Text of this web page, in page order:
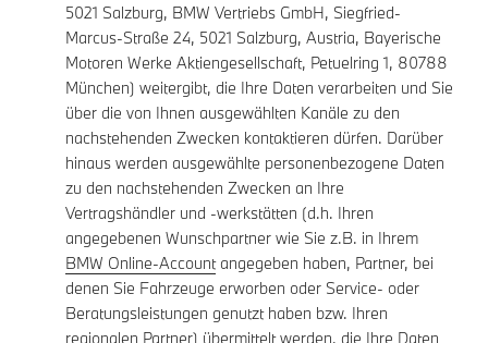
5021 Salzburg, BMW Vertriebs GmbH, Siegfried-
Marcus-Straße 24, 5021 Salzburg, Austria, Bayerische
Motoren Werke Aktiengesellschaft, Petuelring 1, 80788
München) weitergibt, die Ihre Daten verarbeiten und Sie
über die von Ihnen ausgewählten Kanäle zu den
nachstehenden Zwecken kontaktieren dürfen. Darüber
hinaus werden ausgewählte personenbezogene Daten
zu den nachstehenden Zwecken an Ihre
Vertragshändler und -werkstätten (d.h. Ihren
angegebenen Wunschpartner wie Sie z.B. in Ihrem
BMW Online-Accountangegeben haben, Partner, bei
denen Sie Fahrzeuge erworben oder Service- oder
Beratungsleistungen genutzt haben bzw. Ihren
regionalen Partner) übermittelt werden, die Ihre Daten